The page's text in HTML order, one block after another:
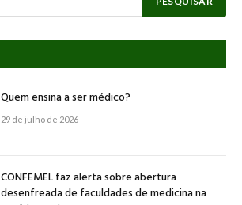
Quem ensina a ser médico?
29 de julho de 2026
CONFEMEL faz alerta sobre abertura
desenfreada de faculdades de medicina na